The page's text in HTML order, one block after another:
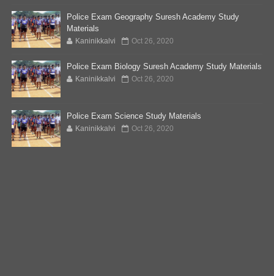
Police Exam Geography Suresh Academy Study
Materials
Kaninikkalvi Oct 26, 2020
Police Exam Biology Suresh Academy Study Materials
Kaninikkalvi Oct 26, 2020
Police Exam Science Study Materials
Kaninikkalvi Oct 26, 2020